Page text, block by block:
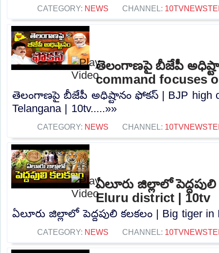
CATEGORY: NEWS CHANNEL:
తెలంగాణపై బీజేపీ
command focuses
తెలంగాణపై బీజేపీ అధిష్టానం ఫోకస్ | BJP high
Telangana | 10tv.....»»
CATEGORY: NEWS CHANNEL:
ఏలూరు జిల్లాలో
Eluru district | 10tv
ఏలూరు జిల్లాలో పెద్దపులి కలకలం | Big tiger in
CATEGORY: NEWS CHANNEL: